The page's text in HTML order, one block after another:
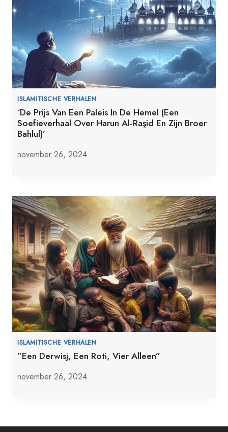
ISLAMITISCHE VERHALEN
‘De Prijs Van Een Paleis In De Hemel (Een
Soefieverhaal Over Harun Al-Raşid En Zijn Broer
Bahlul)’
november 26, 2024
ISLAMITISCHE VERHALEN
”Een Derwisj, Een Roti, Vier Alleen”
november 26, 2024